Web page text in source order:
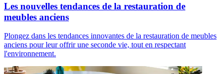
Les nouvelles tendances de la restauration de
meubles anciens
Plongez dans les tendances innovantes de la restauration de meubles
anciens pour leur offrir une seconde vie, tout en respectant
l'environnement.